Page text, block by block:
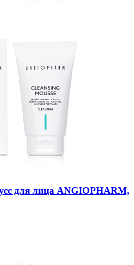
для лица ANGIOPHARM,